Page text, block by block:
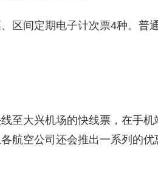
间定期电子计次票4种。普
大兴机场的快线票，在手机
航空公司还会推出一系列的优